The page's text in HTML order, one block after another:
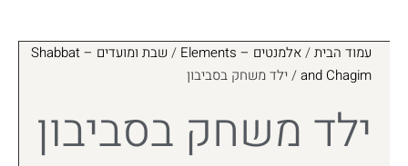
עמוד הבית/אלמנטים – Elements /
שבת ומועדים – Shabbat
and Chagim/ ילד משחק בסביבון
ילד משחק בסביבון